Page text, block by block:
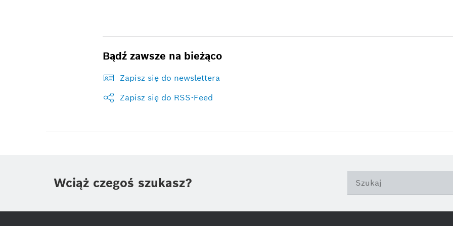
Bądź zawsze na bieżąco
Zapisz się do newslettera
Zapisz się do RSS-Feed
Wciąż czegoś szukasz?